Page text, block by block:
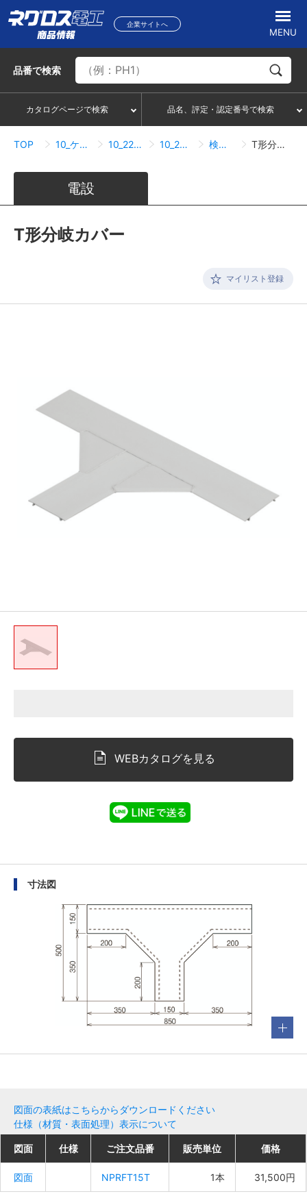
企業サイトへ
MENU
品番で検索
カタログページで検索 品名、評定・認定番号で検索
TOP 10_ケーブルラック 10_22_NPRタイプ 10_22_08_カバー 検索結果一覧 T形分岐カバー
電設
T形分岐カバー
マイリスト登録
WEBカタログを見る
寸法図
図面の表紙はこちらからダウンロードください
仕様（材質・表面処理）表示について
図面 仕様 ご注文品番 販売単位
図面 NPRFT15T 31,500円
図面 仕様 ご注文品番 販売単位 価格
図面 NPRFT15T 1本 31,500円
図面 仕様 ご注文品番 販売単位
図面 NPRFT15T 31,500円
図面 仕様 ご注文品番 販売単位 価格
図面 NPRFT15T 1本 31,500円